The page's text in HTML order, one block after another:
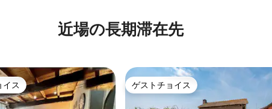
近場の長期滞在先
トチョイスです。
イス ゲストチョイス
ゲストチョイス